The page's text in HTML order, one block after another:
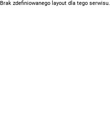
Brak zdefiniowanego layout dla tego serwisu.